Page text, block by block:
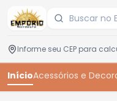
InícioAcessórios e